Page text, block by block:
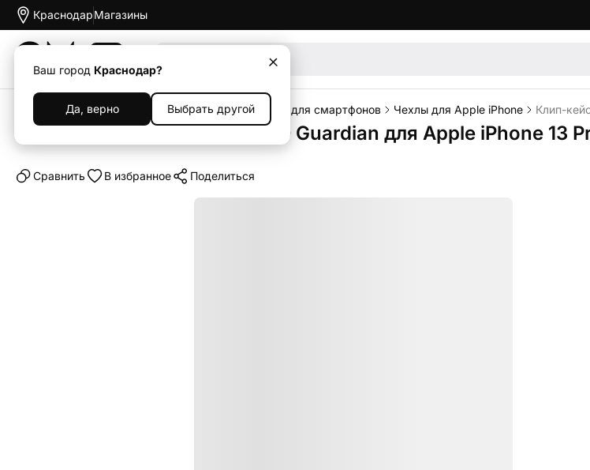
Краснодар
Ваш город Краснодар?
Да, верно Выбрать другой
Магазины
Каталог Аксессуары Чехлы Чехлы для смартфонов Чехлы для Apple iPhone Клип-
Клип-кейс (накладка) K-DOO Guardian для Apple iPhone 13
Cравнить В избранное Поделиться